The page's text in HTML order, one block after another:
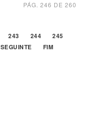
PÁG. 246 DE 260
243 244
245
SEGUINTE FIM